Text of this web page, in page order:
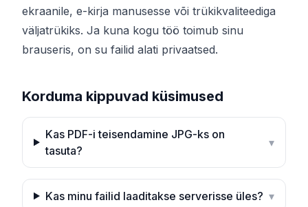
ekraanile, e-kirja manusesse või trükikvaliteediga
väljatrükiks. Ja kuna kogu töö toimub sinu
brauseris, on su failid alati privaatsed.
Korduma kippuvad küsimused
Kas PDF-i teisendamine JPG-ks on
tasuta?
▾
Kas minu failid laaditakse serverisse üles? ▾